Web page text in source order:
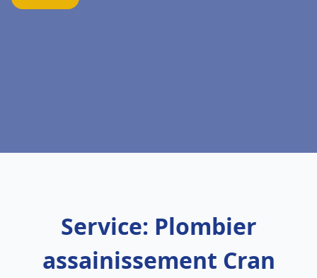
Service: Plombier
assainissement Cran